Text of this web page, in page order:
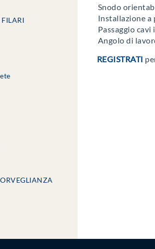
Snodo
Installazione a
Passaggio
Angolo di
REGISTRATI